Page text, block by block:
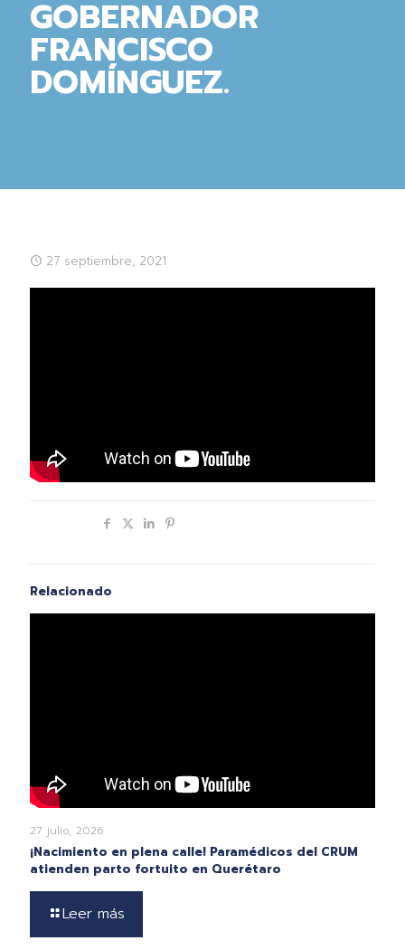
GOBERNADOR
FRANCISCO
DOMÍNGUEZ.
27 septiembre, 2021
Relacionado
27 julio, 2026
¡Nacimiento en plena calle! Paramédicos del CRUM
atienden parto fortuito en Querétaro
Leer más